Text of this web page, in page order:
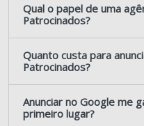
Qual o papel de uma
Patrocinados?
Quanto custa para
Patrocinados?
Anunciar no Google me
primeiro lugar?